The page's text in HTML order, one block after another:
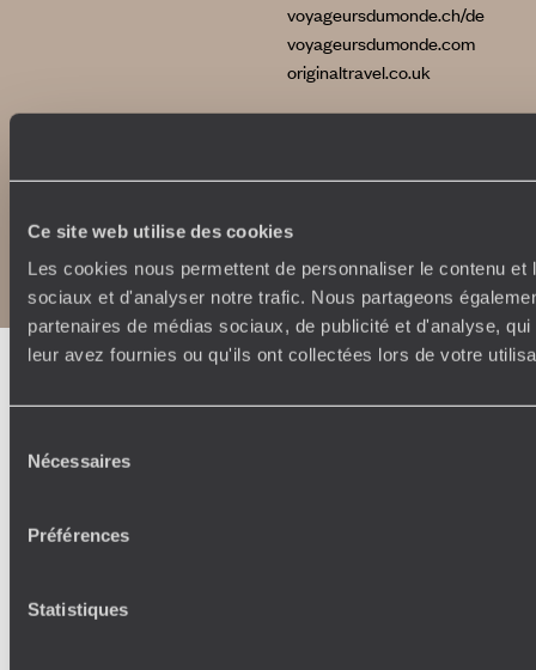
Ce site web utilise des cookies
Les cookies nous permettent de personnaliser le contenu
sociaux et d'analyser notre trafic. Nous partageons
partenaires de médias sociaux, de publicité et d'analyse,
leur avez fournies ou qu'ils ont collectées lors de votre
Nécessaires
Préférences
Statistiques
voyageursdumonde.ch/de
voyageursdumonde.com
originaltravel.co.uk
CopyrightsPlan du site
Notice légale et CGU